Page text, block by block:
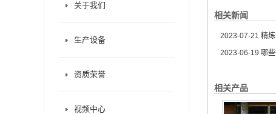
相关新闻
2023-07-21 精
2023-06-19 哪
相关产品
关于我们
生产设备
资质荣誉
视频中心